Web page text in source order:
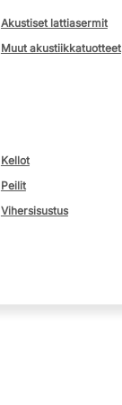
Akustiset lattiasermit
Muut akustiikkatuotteet
Kellot
Peilit
Vihersisustus